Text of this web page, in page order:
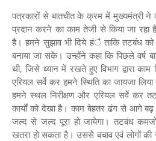
पत्रकारों से बातचीत के क्रम में मुख्यमंत्री
प्रदान करने का काम तेजी से किया जा
है। हमने सुझाव भी दिये हंै ताकि तटबंध
बनाया जा सके। उन्होंने कहा कि पिछले वर्ष
थी, जिसे ध्यान में रखते हुए विभाग द्वारा
एरियल सर्वे कर हमने स्थिति का जायजा
हमने स्थल निरीक्षण और एरियल सर्वे कर
कार्यों को देखा है। काम बेहतर ढंग से आगे
जल्द से जल्द पूरा हो जायेगा। तटबंध
खतरा हो सकता है। उससे बचाव एवं लोगों की